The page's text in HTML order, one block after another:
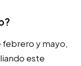
febrero y mayo,
este